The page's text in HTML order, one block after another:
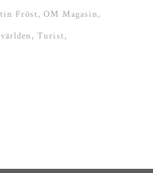
Fröst OM Magasin
Turist